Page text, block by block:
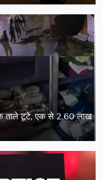
ताले टूटे, एक से 2.60 लाख